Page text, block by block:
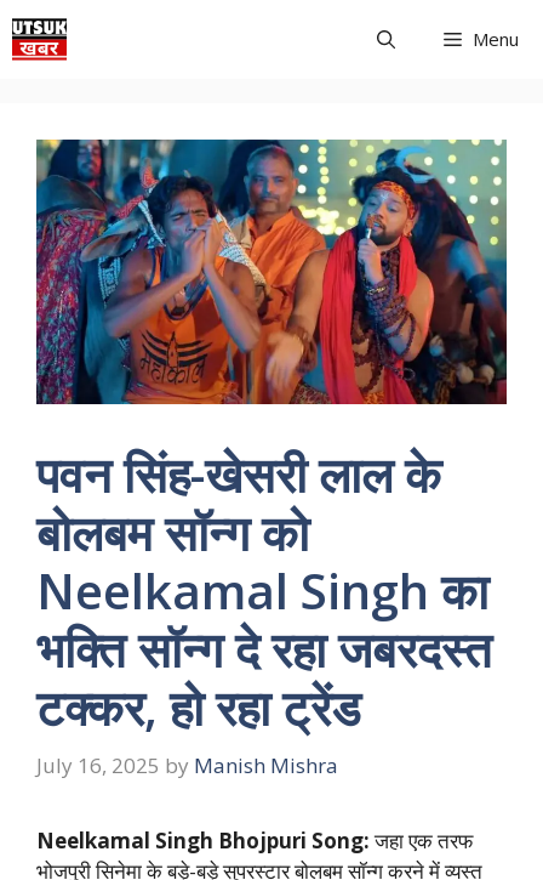
Skip
to
Menu
पवन सिंह-खेसरी लाल के
बोलबम सॉन्ग को
Neelkamal Singh का
भक्ति सॉन्ग दे रहा जबरदस्त
टक्कर, हो रहा ट्रेंड
July 16, 2025 by Manish Mishra
Neelkamal Singh Bhojpuri Song:जहा एक तरफ
भोजपुरी सिनेमा के बड़े-बड़े सुपरस्टार बोलबम सॉन्ग करने में व्यस्त